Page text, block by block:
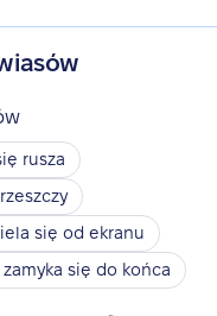
rusza
się od ekranu
się do końca